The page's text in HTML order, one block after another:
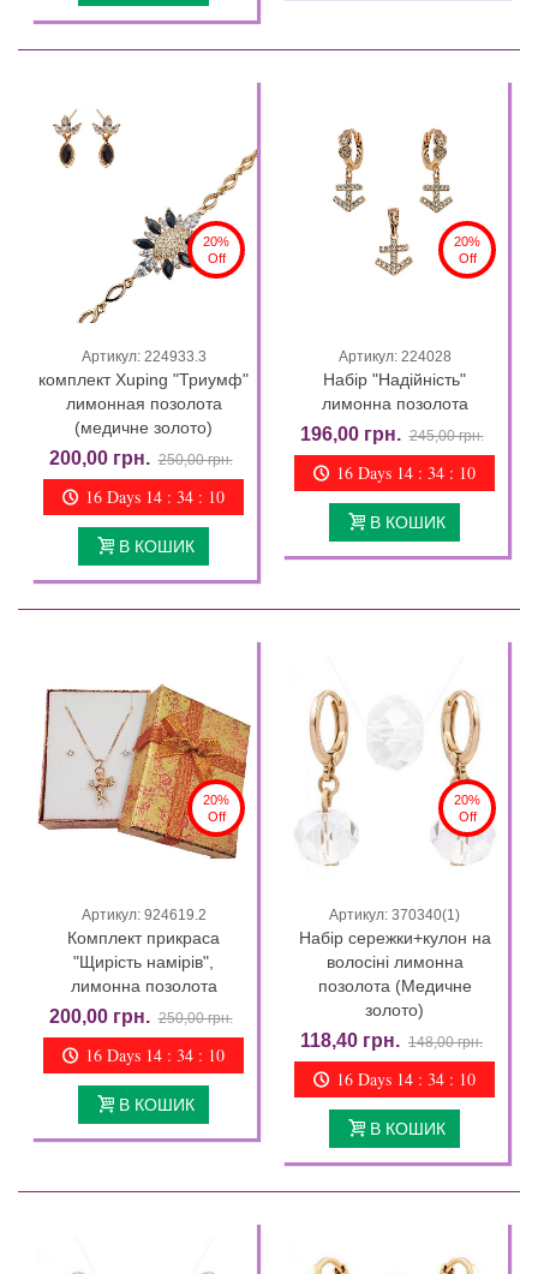
20%
Off
Артикул: 224933.3
комплект Xuping "Триумф"
лимонная позолота
(медичне золото)
200,00 грн. 250,00 грн.
16 Days 14 : 34 : 09
В КОШИК
20%
Off
Артикул: 224028
Набір "Надійність"
лимонна позолота
196,00 грн. 245,00 грн.
16 Days 14 : 34 : 09
В КОШИК
20%
Off
Артикул: 924619.2
Комплект прикраса
"Щирість намірів",
лимонна позолота
200,00 грн. 250,00 грн.
16 Days 14 : 34 : 09
В КОШИК
20%
Off
Артикул: 370340(1)
Набір сережки+кулон на
волосіні лимонна
позолота (Медичне
золото)
118,40 грн. 148,00 грн.
16 Days 14 : 34 : 09
В КОШИК